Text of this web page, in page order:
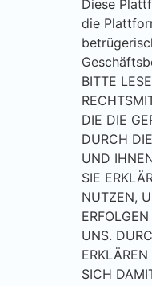
Diese
die
BITTE
DIE DIE
DURCH
UND
SIE
NUTZEN,
UNS.
SICH